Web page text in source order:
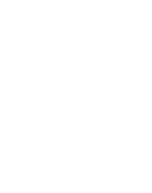
tâm thành phố
tâm thành phố:
tiện nhanh chóng và
từ Schiphol vào trung
khoảng 15-20 phút,
EUR (khoảng 125.000
gian và dễ dàng tiếp